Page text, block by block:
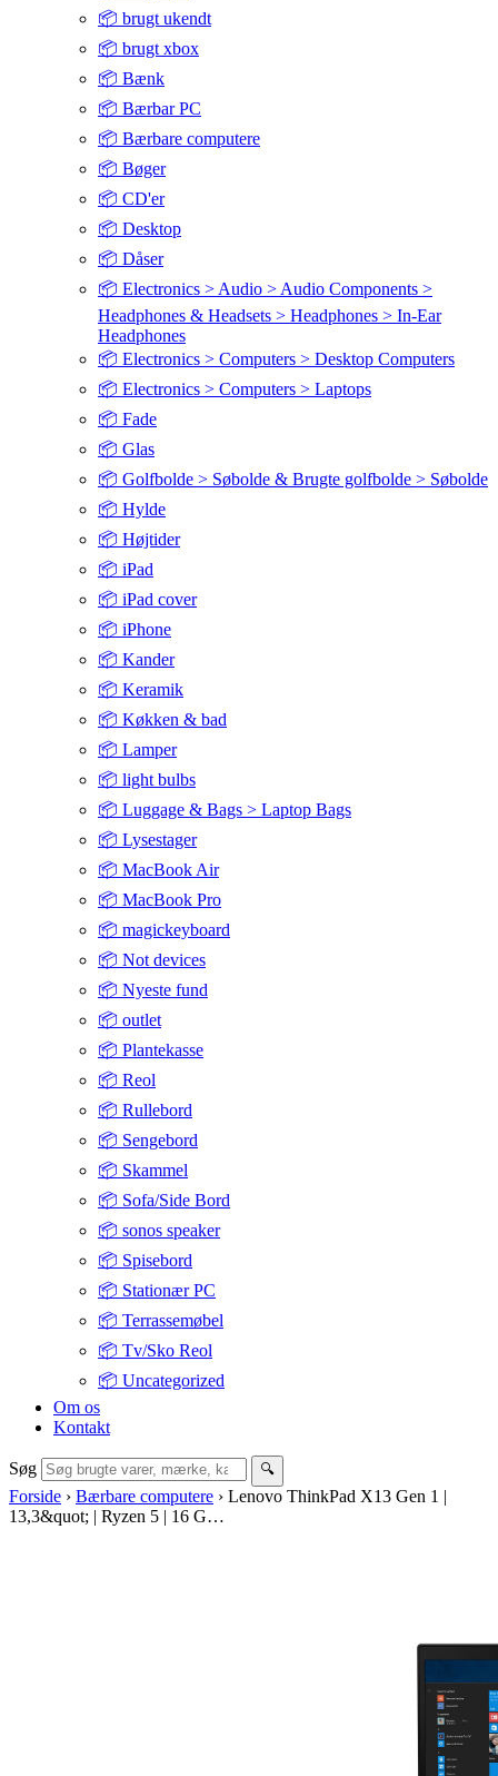
📦 brugt ukendt
📦 brugt xbox
📦 Bænk
📦 Bærbar PC
📦 Bærbare computere
📦 Bøger
📦 CD'er
📦 Desktop
📦 Dåser
📦 Electronics > Audio > Audio Components >
Headphones & Headsets > Headphones > In-Ear
Headphones
📦 Electronics > Computers > Desktop Computers
📦 Electronics > Computers > Laptops
📦 Fade
📦 Glas
📦 Golfbolde > Søbolde & Brugte golfbolde > Søbolde
📦 Hylde
📦 Højtider
📦 iPad
📦 iPad cover
📦 iPhone
📦 Kander
📦 Keramik
📦 Køkken & bad
📦 Lamper
📦 light bulbs
📦 Luggage & Bags > Laptop Bags
📦 Lysestager
📦 MacBook Air
📦 MacBook Pro
📦 magickeyboard
📦 Not devices
📦 Nyeste fund
📦 outlet
📦 Plantekasse
📦 Reol
📦 Rullebord
📦 Sengebord
📦 Skammel
📦 Sofa/Side Bord
📦 sonos speaker
📦 Spisebord
📦 Stationær PC
📦 Terrassemøbel
📦 Tv/Sko Reol
📦 Uncategorized
Om os
Kontakt
Søg 🔍
Forside › Bærbare computere › Lenovo ThinkPad X13 Gen 1 |
13,3&quot; | Ryzen 5 | 16 G…